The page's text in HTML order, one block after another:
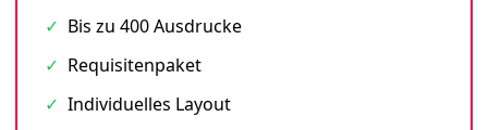
✓ Bis zu 400 Ausdrucke
✓ Requisitenpaket
✓ Individuelles Layout